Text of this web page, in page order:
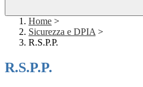
Home >
Sicurezza e DPIA >
R.S.P.P.
R.S.P.P.